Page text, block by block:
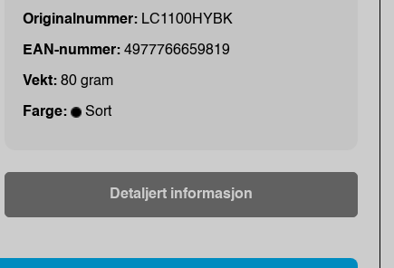
Originalnummer: LC1100HYBK
EAN-nummer:4977766659819
Vekt:80 gram
Farge: Sort
Detaljert informasjon